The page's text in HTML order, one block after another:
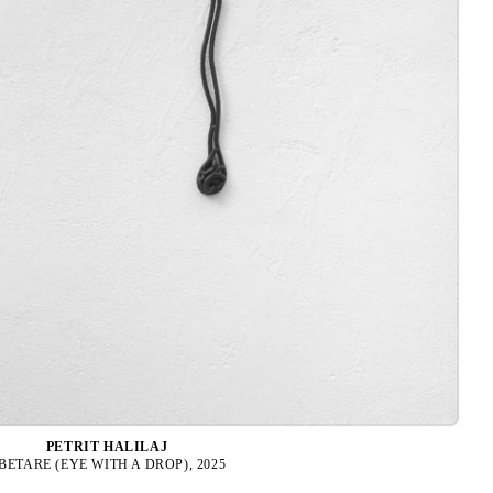
PETRIT HALILAJ
(EYE WITH A DROP), 2025